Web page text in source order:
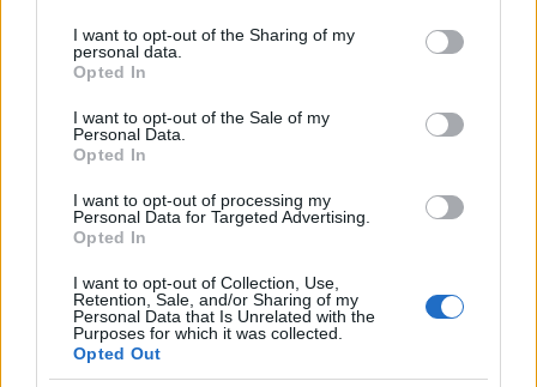
not limited to your visit or usage behaviour. You may click to
grant or deny consent to Google and its third-party tags to
use your data for below specified purposes in below Google
consent section.
I want to opt-out of the Sharing of my
personal data.
Opted In
I want to opt-out of the Sale of my
Personal Data.
Opted In
I want to opt-out of processing my
Personal Data for Targeted Advertising.
Opted In
I want to opt-out of Collection, Use,
Retention, Sale, and/or Sharing of my
Personal Data that Is Unrelated with the
Purposes for which it was collected.
Opted Out
kommunizmus a világban leáldozóban van, a
jövőben ez még inkább így lesz. A kommunizmus
egy átmeneti jelenség volt, az ateizmus viszont
túlélte.
Az ateizmusnak valójában kevés köze van, a mai
ateistáknak általában igen kevés köze van, nekem
konkrétan pedig semmi közöm nincs a
kommunizmushoz, és emiatt a kommunizmust
rajtam számon kérni esztelen dolog.
Amikor a hit ellen szólalok fel, akkor az mindenféle
hit ellen szól, és az a tény, hogy nem csak az istenbe
vetett hit, hanem másfajta, alaptalan, világmegváltó